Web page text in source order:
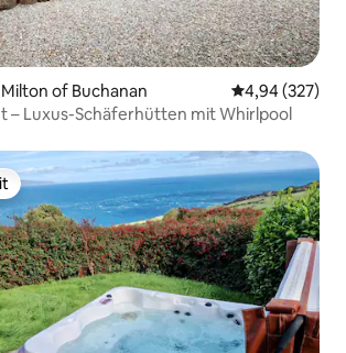
of Buchanan
4,94 (327)
– Luxus-Schäferhütten mit Whirlpool
Favorit.